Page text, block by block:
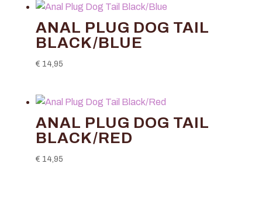
ANAL PLUG DOG TAIL
BLACK/BLUE
€ 14,95
ANAL PLUG DOG TAIL
BLACK/RED
€ 14,95